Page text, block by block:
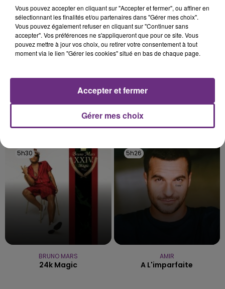
5h37
5h37
Who's Laughing Now
5h34
5h34
Mr Know It All
5h30
5h30
BRUNO MARS
24k Magic
5h26
5h26
AMIR
A L'imparfaite
Vous pouvez accepter en cliquant sur "Accepter et fermer", ou affiner en
sélectionnant les finalités et/ou partenaires dans "Gérer mes choix".
Vous pouvez également refuser en cliquant sur "Continuer sans
accepter". Vos préférences ne s'appliqueront que pour ce site. Vous
pouvez mettre à jour vos choix, ou retirer votre consentement à tout
moment via le lien "Gérer les cookies" situé en bas de chaque page.
Gérer mes choix
Accepter et fermer